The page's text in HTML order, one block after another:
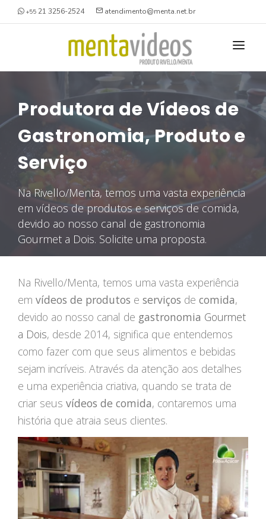
+55 21 3256-2524 atendimento@menta.net.br
NOSSO PORTFÓLIO
O QUE FAZEMOS
VÍDEOS GRAVADOS
INSTITUCIONAL
DEPOIMENTO
BRANDED CONTENT
TREINAMENTO / AULA
SEGURANÇA SMS/HSE
STORYTELLING
TURÍSTICO
EDIÇÃO / CAPTAÇÃO
ONG/SOCIOAMBIENTAL
TV INTERNA/PAINEL
VÍDEOS ANIMADOS
INSTITUCIONAL
EXPLICATIVO
INFOGRÁFICO
MÍDIA INDOOR
QUEM SOMOS
ESTÚDIO
VAGAS
CONTATO
Produtora de Vídeos de
Gastronomia, Produto e
Serviço
Na Rivello/Menta, temos uma vasta experiência
em vídeos de produtos e serviços de comida,
devido ao nosso canal de gastronomia
Gourmet a Dois. Solicite uma proposta.
Na Rivello/Menta, temos uma vasta experiência
em vídeos de produtos e serviços de comida,
devido ao nosso canal de gastronomia Gourmet
a Dois, desde 2014, significa que entendemos
como fazer com que seus alimentos e bebidas
sejam incríveis. Através da atenção aos detalhes
e uma experiência criativa, quando se trata de
criar seus vídeos de comida, contaremos uma
história que atraia seus clientes.